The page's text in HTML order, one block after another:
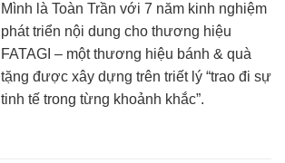
Mình là Toàn Trần với 7 năm kinh nghiệm
phát triển nội dung cho thương hiệu
FATAGI – một thương hiệu bánh & quà
tặng được xây dựng trên triết lý “trao đi sự
tinh tế trong từng khoảnh khắc”.